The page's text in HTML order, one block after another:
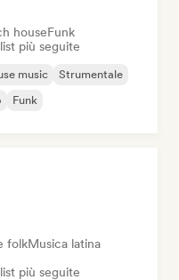
houseFunk
più seguite
music
Strumentale
Funk
folkMusica latina
più seguite